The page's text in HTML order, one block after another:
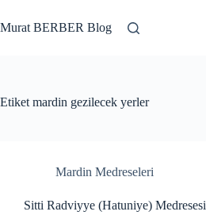
to
content
Murat BERBER Blog
Etiket mardin gezilecek yerler
Mardin Medreseleri
Sitti Radviyye (Hatuniye) Medresesi